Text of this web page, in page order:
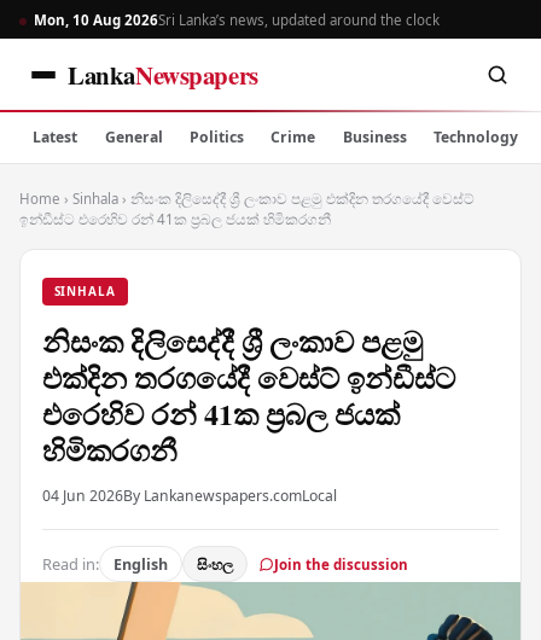
Mon, 10 Aug 2026Sri Lanka’s news, updated around the clock
LankaNewspapers
Latest General Politics Crime Business Technology
Home › Sinhala › නිසංක දිලිසෙද්දී ශ්‍රී ලංකාව පළමු එක්දින තරගයේදී වෙස්ට්
ඉන්ඩීස්ට එරෙහිව රන් 41ක ප්‍රබල ජයක් හිමිකරගනී
SINHALA
නිසංක දිලිසෙද්දී ශ්‍රී ලංකාව පළමු
එක්දින තරගයේදී වෙස්ට් ඉන්ඩීස්ට
එරෙහිව රන් 41ක ප්‍රබල ජයක්
හිමිකරගනී
04 Jun 2026By Lankanewspapers.comLocal
Read in: English සිංහල Join the discussion